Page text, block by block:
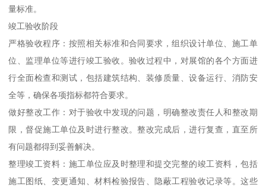
量标准。
竣工验收阶段
严格验收程序：按照相关标准和合同要求，组织设计单位、施工单
位、监理单位等进行竣工验收。验收过程中，对展馆的各个方面进
行全面检查和测试，包括建筑结构、装修质量、设备运行、消防安
全等，确保各项指标都符合要求。
做好整改工作：对于验收中发现的问题，明确整改责任人和整改期
限，督促施工单位及时进行整改。整改完成后，进行复查，直至所
有问题都得到妥善解决。
整理竣工资料：施工单位应及时整理和提交完整的竣工资料，包括
施工图纸、变更通知、材料检验报告、隐蔽工程验收记录等。这些